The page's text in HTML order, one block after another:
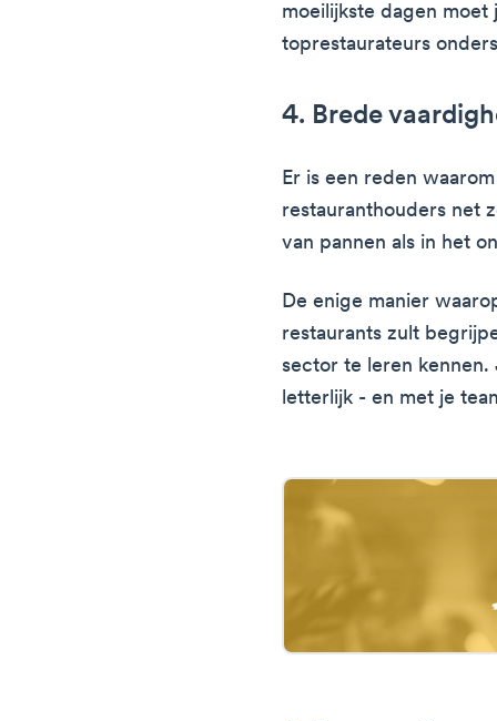
moeilijkste dagen moet
toprestaurateurs
4. Brede
Er is een reden
restauranthouders net
van pannen als in het
De enige manier
restaurants zult
sector te leren kennen.
letterlijk - en met je